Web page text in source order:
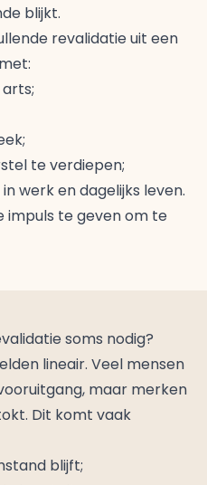
blijkt.
revalidatie uit een
te verdiepen;
werk en dagelijks leven.
impuls te geven om te
soms nodig?
lineair. Veel mensen
maar merken
Dit komt vaak
blijft;